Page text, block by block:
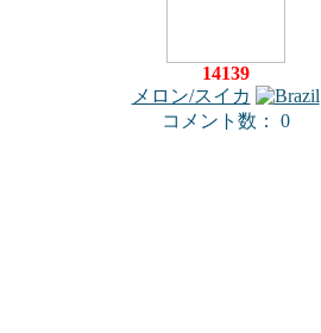
14139
メロン/スイカ
コメント数： 0